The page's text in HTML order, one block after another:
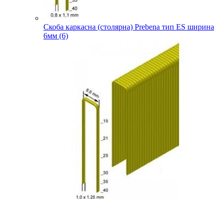
Скоба каркасна (столярна) Prebena тип ES ширина
6мм (6)